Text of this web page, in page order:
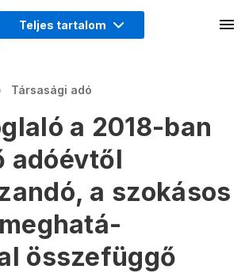
Teljes tartalom
Társasági adó
a 2018-ban
adóévtől
a szokásos
összefüggő